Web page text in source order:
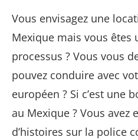
Vous envisagez une
Mexique mais vous êtes
processus ? Vous vous
pouvez conduire avec
européen ? Si c’est une
au Mexique ? Vous avez
d’histoires sur la police